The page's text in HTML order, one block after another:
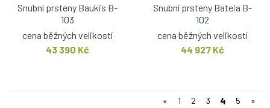
Snubní prsteny Baukis B-
103
cena běžných velikostí
43 390 Kč
Snubní prsteny Bateia B-
102
cena běžných velikostí
44 927 Kč
« 1 2 3 4 5 »